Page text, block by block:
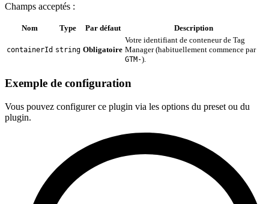
Champs acceptés :
Nom Type Par défaut Description
containerId string Obligatoire
Votre identifiant de conteneur de Tag
Manager (habituellement commence par
GTM-).
Exemple de configuration
Vous pouvez configurer ce plugin via les options du preset ou du
plugin.